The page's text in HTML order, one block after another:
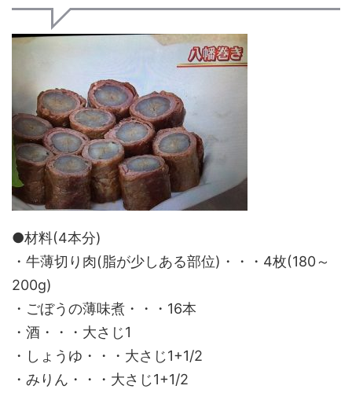
●材料(4本分)
・牛薄切り肉(脂が少しある部位)・・・4枚(180～
200g)
・ごぼうの薄味煮・・・16本
・酒・・・大さじ1
・しょうゆ・・・大さじ1+1/2
・みりん・・・大さじ1+1/2